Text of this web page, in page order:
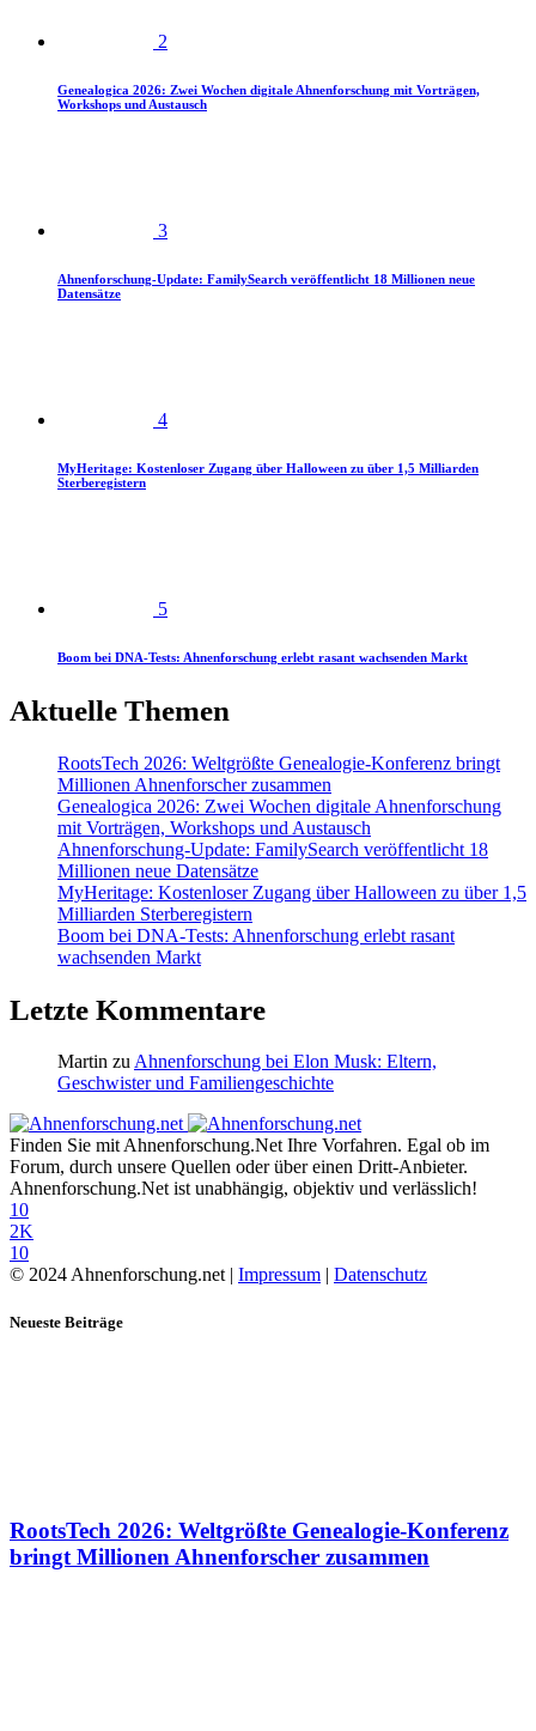
2
Genealogica 2026: Zwei Wochen digitale Ahnenforschung mit Vorträgen,
Workshops und Austausch
3
Ahnenforschung-Update: FamilySearch veröffentlicht 18 Millionen neue
Datensätze
4
MyHeritage: Kostenloser Zugang über Halloween zu über 1,5 Milliarden
Sterberegistern
5
Boom bei DNA-Tests: Ahnenforschung erlebt rasant wachsenden Markt
Aktuelle Themen
RootsTech 2026: Weltgrößte Genealogie-Konferenz bringt
Millionen Ahnenforscher zusammen
Genealogica 2026: Zwei Wochen digitale Ahnenforschung
mit Vorträgen, Workshops und Austausch
Ahnenforschung-Update: FamilySearch veröffentlicht 18
Millionen neue Datensätze
MyHeritage: Kostenloser Zugang über Halloween zu über 1,5
Milliarden Sterberegistern
Boom bei DNA-Tests: Ahnenforschung erlebt rasant
wachsenden Markt
Letzte Kommentare
Martin zuAhnenforschung bei Elon Musk: Eltern,
Geschwister und Familiengeschichte
Finden Sie mit Ahnenforschung.Net Ihre Vorfahren. Egal ob im
Forum, durch unsere Quellen oder über einen Dritt-Anbieter.
Ahnenforschung.Net ist unabhängig, objektiv und verlässlich!
10
2K
10
© 2024 Ahnenforschung.net | Impressum Datenschutz
Neueste Beiträge
RootsTech 2026: Weltgrößte Genealogie-Konferenz
bringt Millionen Ahnenforscher zusammen